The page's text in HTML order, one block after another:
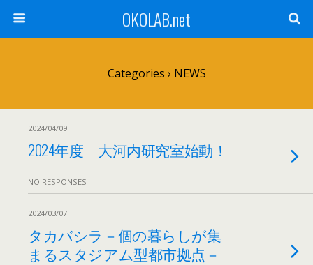
OKOLAB.net
Categories › NEWS
2024/04/09
2024年度 大河内研究室始動！
NO RESPONSES
2024/03/07
タカバシラ－個の暮らしが集
まるスタジアム型都市拠点－